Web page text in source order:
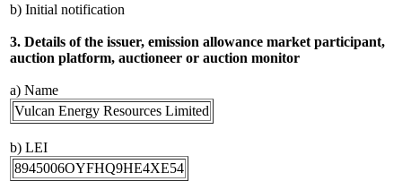
b) Initial notification
3. Details of the issuer, emission allowance market participant,
auction platform, auctioneer or auction monitor
a) Name
Vulcan Energy Resources Limited
b) LEI
8945006OYFHQ9HE4XE54